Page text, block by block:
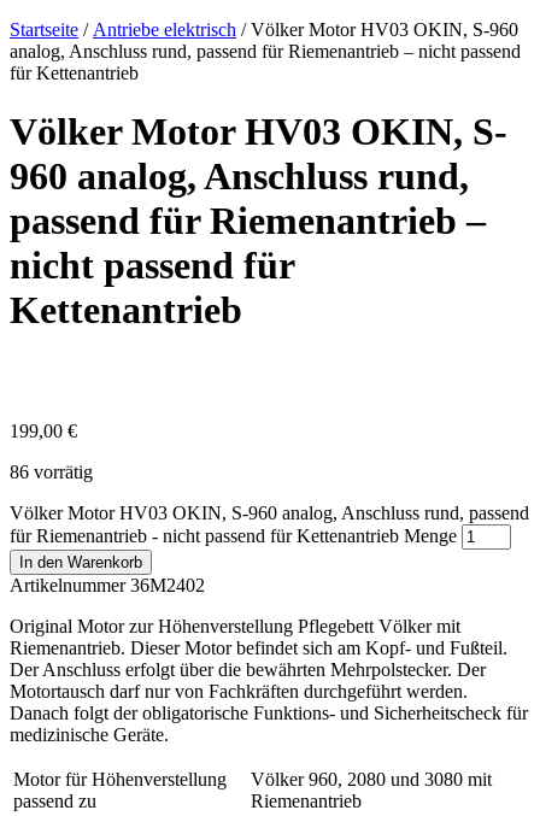
Startseite / Antriebe elektrisch / Völker Motor HV03 OKIN, S-960
analog, Anschluss rund, passend für Riemenantrieb – nicht passend
für Kettenantrieb
Völker Motor HV03 OKIN, S-
960 analog, Anschluss rund,
passend für Riemenantrieb –
nicht passend für
Kettenantrieb
199,00 €
86 vorrätig
Völker Motor HV03 OKIN, S-960 analog, Anschluss rund, passend
für Riemenantrieb - nicht passend für Kettenantrieb Menge
In den Warenkorb
Artikelnummer 36M2402
Original Motor zur Höhenverstellung Pflegebett Völker mit
Riemenantrieb. Dieser Motor befindet sich am Kopf- und Fußteil.
Der Anschluss erfolgt über die bewährten Mehrpolstecker. Der
Motortausch darf nur von Fachkräften durchgeführt werden.
Danach folgt der obligatorische Funktions- und Sicherheitscheck für
medizinische Geräte.
Motor für Höhenverstellung
passend zu
Völker 960, 2080 und 3080 mit
Riemenantrieb